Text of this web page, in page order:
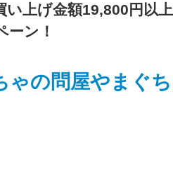
上げ金額19,800円以上
ーン！